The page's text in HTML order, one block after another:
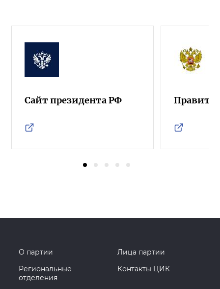
Сайт президента РФ
О партии
Лица партии
Региональные
отделения
Контакты ЦИК